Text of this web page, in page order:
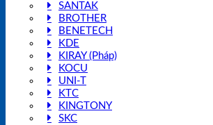
SANTAK
BROTHER
BENETECH
KDE
KIRAY (Pháp)
KOCU
UNI-T
KTC
KINGTONY
SKC